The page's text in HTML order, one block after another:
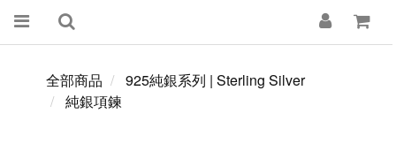
全部商品
925純銀系列 | Sterling Silver
純銀項鍊